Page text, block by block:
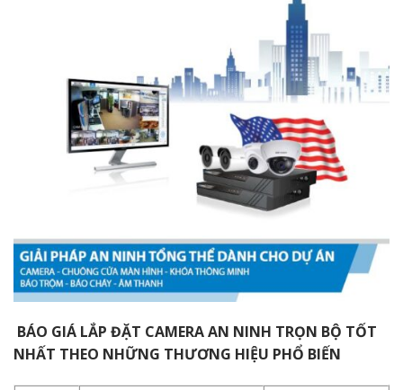
BÁO GIÁ LẮP ĐẶT CAMERA AN NINH TRỌN BỘ TỐT
NHẤT THEO NHỮNG THƯƠNG HIỆU PHỔ BIẾN